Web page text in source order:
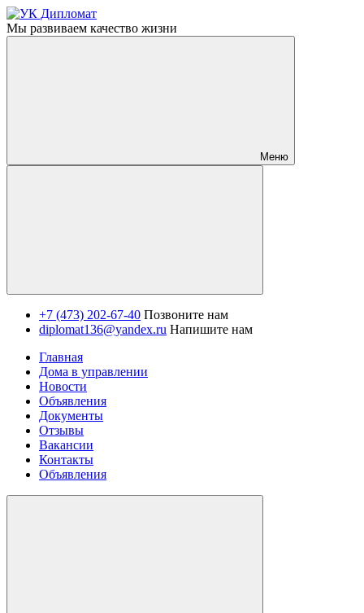
Мы развиваем качество жизни
Меню
+7 (473) 202-67-40 Позвоните нам
diplomat136@yandex.ru Напишите нам
Главная
Дома в управлении
Новости
Объявления
Документы
Отзывы
Вакансии
Контакты
Объявления